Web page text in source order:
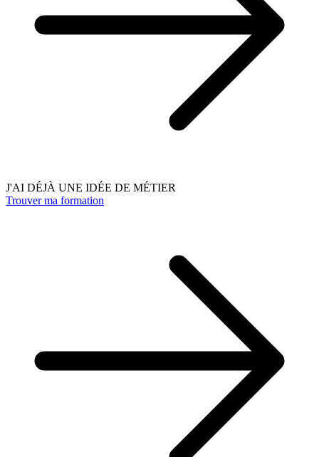
J'AI DÉJÀ UNE IDÉE DE MÉTIER
Trouver ma formation